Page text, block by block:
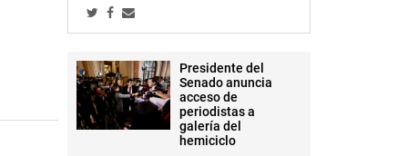
Presidente del
Senado anuncia
acceso de
periodistas a
galería del
hemiciclo